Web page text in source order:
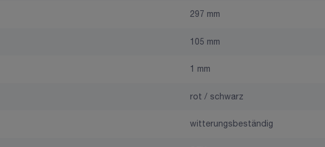
297 mm
105 mm
1 mm
rot / schwarz
witterungsbeständig